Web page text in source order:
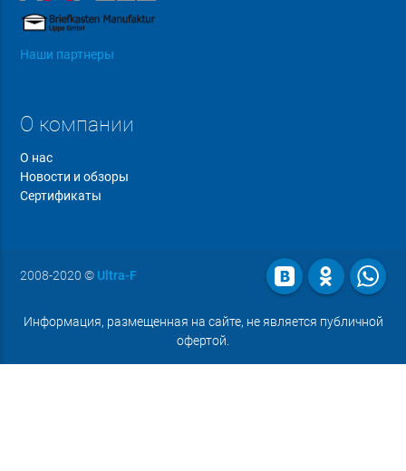
Наши партнеры
О компании
О нас
Новости и обзоры
Сертификаты
2008-2020 © Ultra-F
Информация, размещенная на сайте, не является публичной
офертой.